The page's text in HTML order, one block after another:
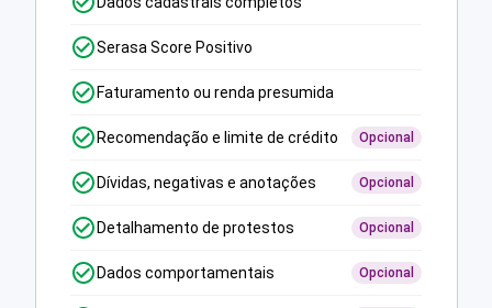
Serasa Score Positivo
Faturamento ou renda presumida
Recomendação e limite de crédito Opcional
Dívidas, negativas e anotações Opcional
Detalhamento de protestos Opcional
Dados comportamentais Opcional